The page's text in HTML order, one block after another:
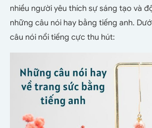
nhiều người yêu thích sự sáng tạo và
những câu nói hay bằng tiếng anh.
câu nói nổi tiếng cực thu hút: